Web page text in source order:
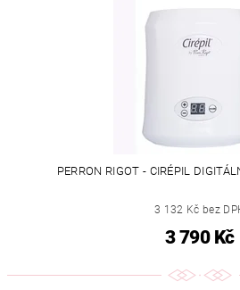
PERRON RIGOT - CIRÉPIL
3 132 Kč bez
3 790 Kč